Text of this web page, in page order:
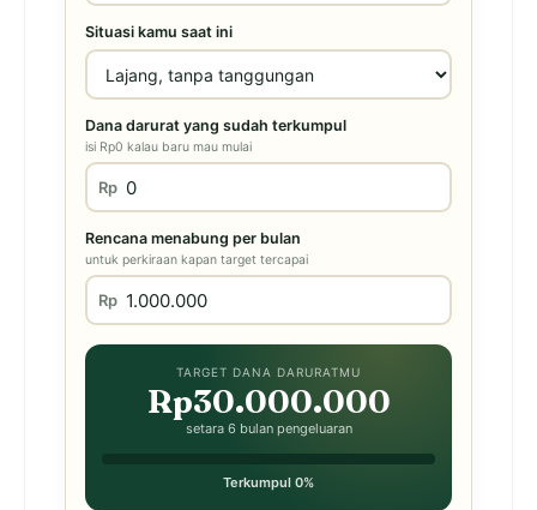
Situasi kamu saat ini
Dana darurat yang sudah terkumpul
isi Rp0 kalau baru mau mulai
Rp
Rencana menabung per bulan
untuk perkiraan kapan target tercapai
Rp
TARGET DANA DARURATMU
Rp30.000.000
setara 6 bulan pengeluaran
Terkumpul 0%